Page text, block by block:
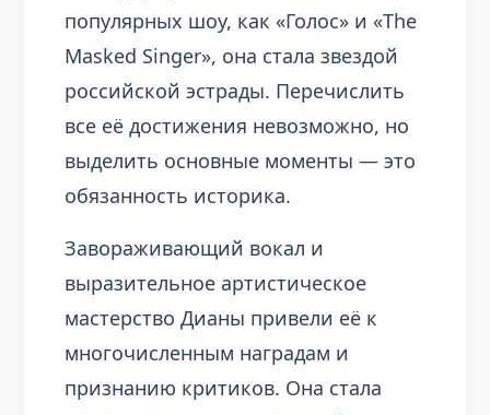
популярных шоу, как «Голос» и «The
Masked Singer», она стала звездой
российской эстрады. Перечислить
все её достижения невозможно, но
выделить основные моменты — это
обязанность историка.
Завораживающий вокал и
выразительное артистическое
мастерство Дианы привели её к
многочисленным наградам и
признанию критиков. Она стала